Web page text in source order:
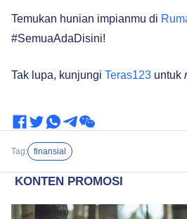
Temukan hunian impianmu di
#SemuaAdaDisini!
Tak lupa, kunjungi Teras123 untuk
Tag: finansial